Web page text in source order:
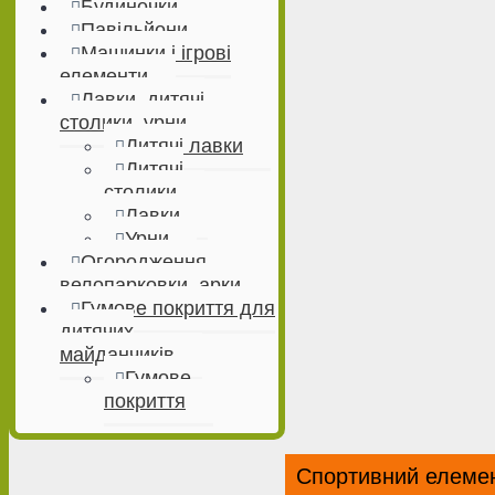
Будиночки
Павільйони
Машинки і ігрові
елементи
Лавки, дитячі
столики, урни
Дитячі лавки
Дитячі
столики
Лавки
Урни
Огородження,
велопарковки, арки
Гумове покриття для
дитячих
майданчиків
Гумове
покриття
Спортивний